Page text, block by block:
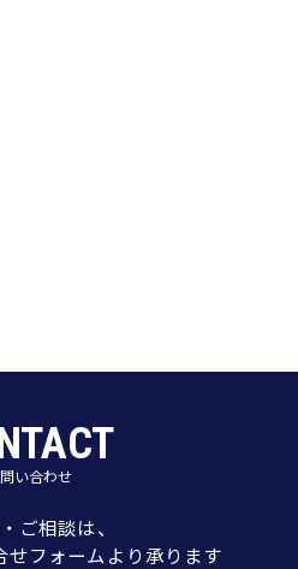
い合わせ
ご相談は、
せフォームより承ります